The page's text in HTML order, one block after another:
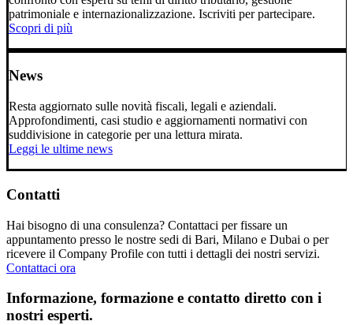
patrimoniale e internazionalizzazione. Iscriviti per partecipare.
Scopri di più
News
Resta aggiornato sulle novità fiscali, legali e aziendali.
Approfondimenti, casi studio e aggiornamenti normativi con
suddivisione in categorie per una lettura mirata.
Leggi le ultime news
Contatti
Hai bisogno di una consulenza? Contattaci per fissare un
appuntamento presso le nostre sedi di Bari, Milano e Dubai o per
ricevere il Company Profile con tutti i dettagli dei nostri servizi.
Contattaci ora
Informazione, formazione e contatto diretto con i
nostri esperti.